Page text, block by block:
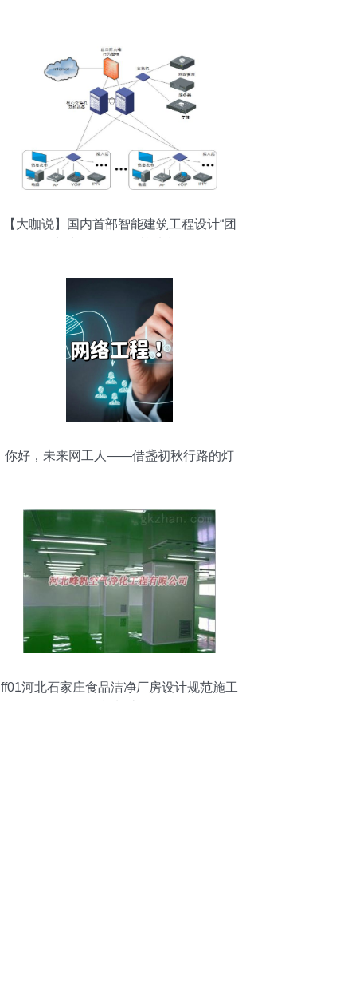
【大咖说】国内首部智能建筑工程设计“团
你好，未来网工人——借盏初秋行路的灯
ff01河北石家庄食品洁净厂房设计规范施工